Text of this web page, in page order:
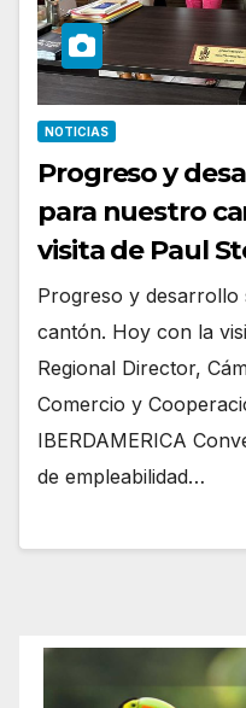
NOTICIAS
Progreso y
para nuestro
visita de Paul
Progreso y desarrollo
cantón. Hoy con la
Regional Director,
Comercio y
IBERDAMERICA
de empleabilidad…